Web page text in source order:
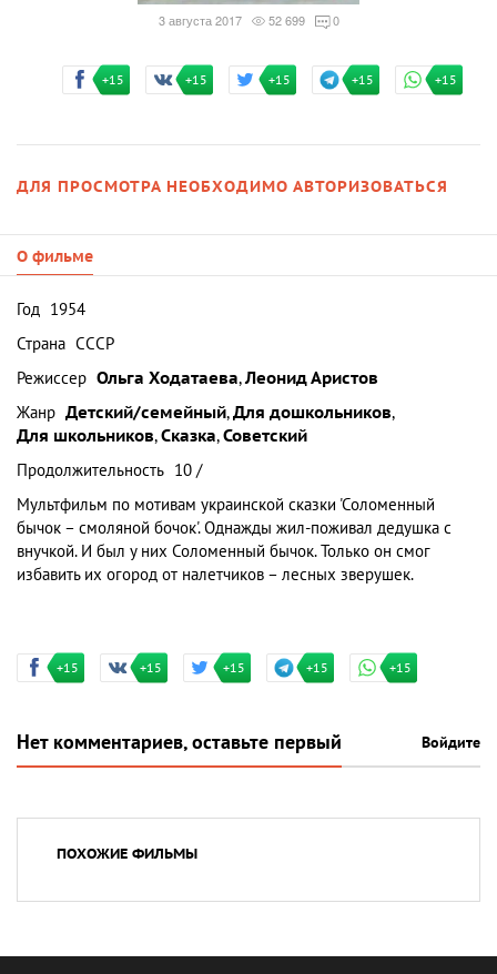
3 августа 2017 52 699 0
+15 +15 +15 +15 +15
ДЛЯ ПРОСМОТРА НЕОБХОДИМО АВТОРИЗОВАТЬСЯ
О фильме
Год 1954
Страна СССР
Режиссер Ольга Ходатаева,Леонид Аристов
Жанр Детский/семейный,Для дошкольников,
Для школьников,Сказка,Советский
Продолжительность 10 /
Мультфильм по мотивам украинской сказки 'Соломенный
бычок – смоляной бочок'. Однажды жил-поживал дедушка с
внучкой. И был у них Соломенный бычок. Только он смог
избавить их огород от налетчиков – лесных зверушек.
+15 +15 +15 +15 +15
Нет комментариев, оставьте первый Войдите
ПОХОЖИЕ ФИЛЬМЫ